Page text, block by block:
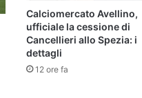
Calciomercato Avellino,
ufficiale la cessione di
Cancellieri allo Spezia: i
dettagli
12 ore fa